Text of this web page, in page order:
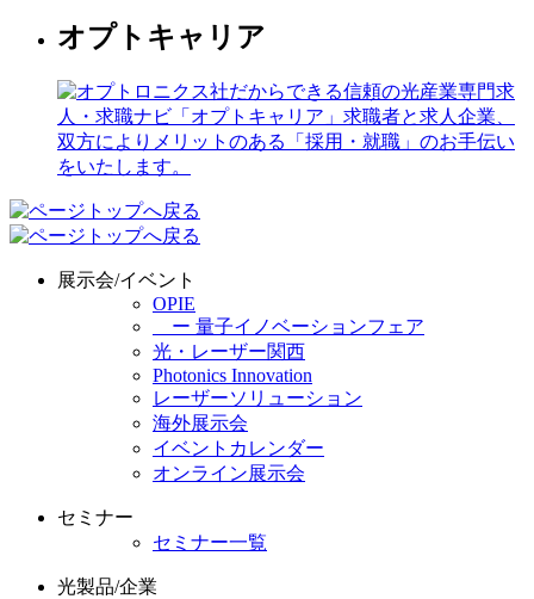
オプトキャリア
展示会/イベント
OPIE
ー 量子イノベーションフェア
光・レーザー関西
Photonics Innovation
レーザーソリューション
海外展示会
イベントカレンダー
オンライン展示会
セミナー
セミナー一覧
光製品/企業